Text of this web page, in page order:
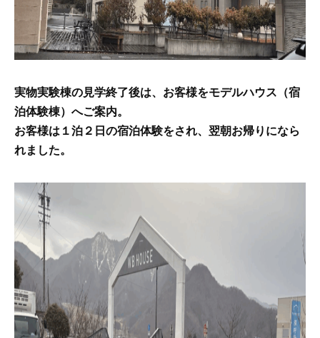
実物実験棟の見学終了後は、お客様をモデルハウス（宿
泊体験棟）へご案内。
お客様は１泊２日の宿泊体験をされ、翌朝お帰りになら
れました。